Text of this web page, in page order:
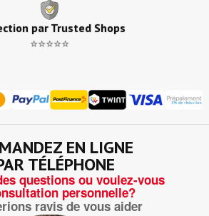
par Trusted Shops
⭐⭐⭐⭐⭐
EN LIGNE
TÉLÉPHONE
questions ou voulez-vous
personnelle?
ravis de vous aider